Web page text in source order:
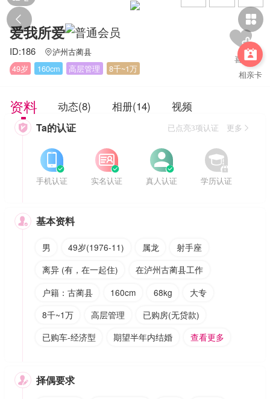
 

相亲卡
爱我所爱
ID:186 泸州古蔺县
49岁
160cm 高层管理 8千~1万
资料 动态(8) 相册(14) 视频
 Ta的认证 已点亮3项认证 更多


手机认证


实名认证


真人认证


学历认证
 基本资料
男 49岁(1976-11) 属龙
射手座
离异 (有，在一起住)
在泸州古蔺县工作
户籍：古蔺县
160cm 68kg
大专
8千~1万
高层管理
已购房(无贷款)
已购车-经济型
期望半年内结婚 查看更多
 择偶要求